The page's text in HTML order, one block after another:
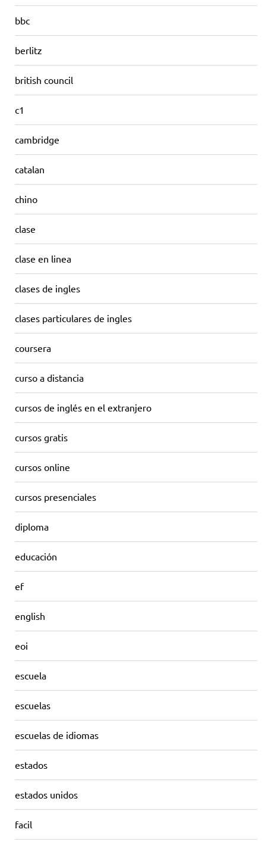
bbc
berlitz
british council
c1
cambridge
catalan
chino
clase
clase en linea
clases de ingles
clases particulares de ingles
coursera
curso a distancia
cursos de inglés en el extranjero
cursos gratis
cursos online
cursos presenciales
diploma
educación
ef
english
eoi
escuela
escuelas
escuelas de idiomas
estados
estados unidos
facil